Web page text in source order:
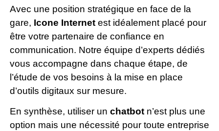
Avec une position stratégique en face de la
gare, Icone Internet est idéalement placé pour
être votre partenaire de confiance en
communication. Notre équipe d’experts dédiés
vous accompagne dans chaque étape, de
l’étude de vos besoins à la mise en place
d’outils digitaux sur mesure.
En synthèse, utiliser un chatbot n’est plus une
option mais une nécessité pour toute entreprise